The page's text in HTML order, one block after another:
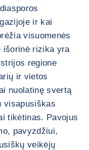
ir kai
visuomenės
išorinė rizika yra
regione
ir vietos
nuolatinę svertą
visapusiškas
tikėtinas. Pavojus
pavyzdžiui,
veikėjų